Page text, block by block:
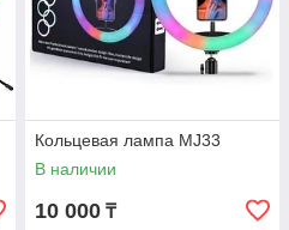
Кольцевая лампа MJ33
В наличии
10 000 ₸